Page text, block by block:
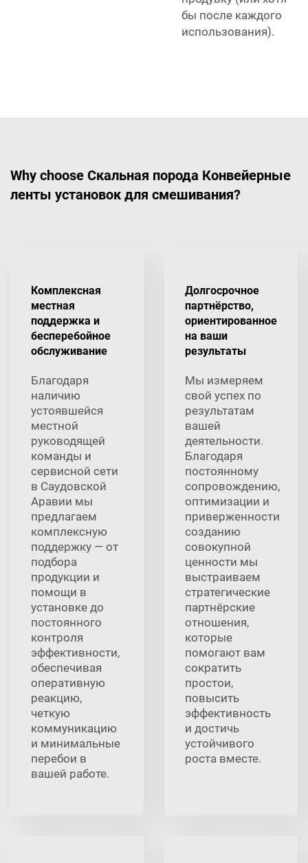
бы после каждого
использования).
Why choose Скальная порода Конвейерные
ленты установок для смешивания?
Комплексная
местная
поддержка и
бесперебойное
обслуживание
Благодаря
наличию
устоявшейся
местной
руководящей
команды и
сервисной сети
в Саудовской
Аравии мы
предлагаем
комплексную
поддержку — от
подбора
продукции и
помощи в
установке до
постоянного
контроля
эффективности,
обеспечивая
оперативную
реакцию,
четкую
коммуникацию
и минимальные
перебои в
вашей работе.
Долгосрочное
партнёрство,
ориентированное
на ваши
результаты
Мы измеряем
свой успех по
результатам
вашей
деятельности.
Благодаря
постоянному
сопровождению,
оптимизации и
приверженности
созданию
совокупной
ценности мы
выстраиваем
стратегические
партнёрские
отношения,
которые
помогают вам
сократить
простои,
повысить
эффективность
и достичь
устойчивого
роста вместе.